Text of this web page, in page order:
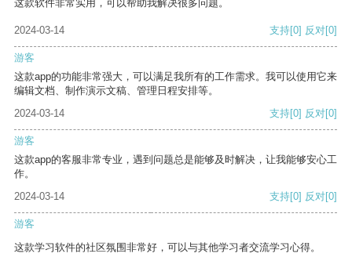
这款软件非常实用，可以帮助我解决很多问题。
2024-03-14 支持[0] 反对[0]
游客
这款app的功能非常强大，可以满足我所有的工作需求。我可以使用它来
编辑文档、制作演示文稿、管理日程安排等。
2024-03-14
支持[0] 反对[0]
游客
这款app的客服非常专业，遇到问题总是能够及时解决，让我能够安心工
作。
2024-03-14
支持[0] 反对[0]
游客
这款学习软件的社区氛围非常好，可以与其他学习者交流学习心得。